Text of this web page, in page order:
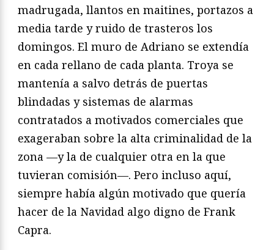
madrugada, llantos en maitines, portazos a
media tarde y ruido de trasteros los
domingos. El muro de Adriano se extendía
en cada rellano de cada planta. Troya se
mantenía a salvo detrás de puertas
blindadas y sistemas de alarmas
contratados a motivados comerciales que
exageraban sobre la alta criminalidad de la
zona —y la de cualquier otra en la que
tuvieran comisión—. Pero incluso aquí,
siempre había algún motivado que quería
hacer de la Navidad algo digno de Frank
Capra.